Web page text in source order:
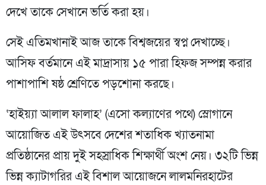
দেখে তাকে সেখানে ভর্তি করা হয়।
সেই এতিমখানাই আজ তাকে বিশ্বজয়ের স্বপ্ন দেখাচ্ছে।
আসিফ বর্তমানে এই মাদ্রাসায় ১৫ পারা হিফজ সম্পন্ন করার
পাশাপাশি ষষ্ঠ শ্রেণিতে পড়শোনা করছে।
‘হাইয়্যা আলাল ফালাহ’ (এসো কল্যাণের পথে) স্লোগানে
আয়োজিত এই উৎসবে দেশের শতাধিক খ্যাতনামা
প্রতিষ্ঠানের প্রায় দুই সহস্রাধিক শিক্ষার্থী অংশ নেয়। ৩২টি ভিন্ন
ভিন্ন ক্যাটাগরির এই বিশাল আয়োজনে লালমনিরহাটের